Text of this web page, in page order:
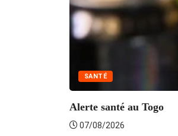
SANTÉ
Alerte santé au Togo
07/08/2026